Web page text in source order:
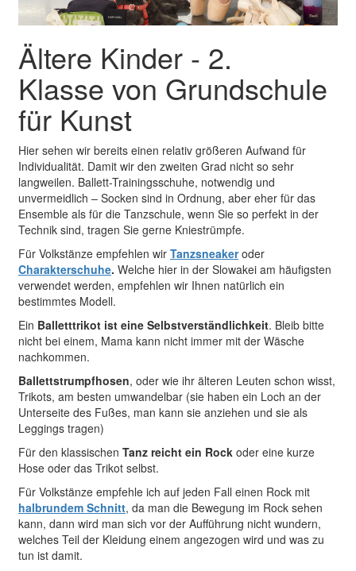
Ältere Kinder - 2.
Klasse von Grundschule
für Kunst
Hier sehen wir bereits einen relativ größeren Aufwand für
Individualität. Damit wir den zweiten Grad nicht so sehr
langweilen. Ballett-Trainingsschuhe, notwendig und
unvermeidlich – Socken sind in Ordnung, aber eher für das
Ensemble als für die Tanzschule, wenn Sie so perfekt in der
Technik sind, tragen Sie gerne Kniestrümpfe.
Für Volkstänze empfehlen wir Tanzsneaker oder
Charakterschuhe. Welche hier in der Slowakei am häufigsten
verwendet werden, empfehlen wir Ihnen natürlich ein
bestimmtes Modell.
Ein Balletttrikot ist eine Selbstverständlichkeit. Bleib bitte
nicht bei einem, Mama kann nicht immer mit der Wäsche
nachkommen.
Ballettstrumpfhosen, oder wie ihr älteren Leuten schon wisst,
Trikots, am besten umwandelbar (sie haben ein Loch an der
Unterseite des Fußes, man kann sie anziehen und sie als
Leggings tragen)
Für den klassischen Tanz reicht ein Rock oder eine kurze
Hose oder das Trikot selbst.
Für Volkstänze empfehle ich auf jeden Fall einen Rock mit
halbrundem Schnitt, da man die Bewegung im Rock sehen
kann, dann wird man sich vor der Aufführung nicht wundern,
welches Teil der Kleidung einem angezogen wird und was zu
tun ist damit.